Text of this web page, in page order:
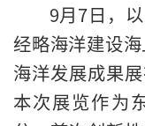
9月7日，
经略海洋建设
海洋发展成果
本次展览作为